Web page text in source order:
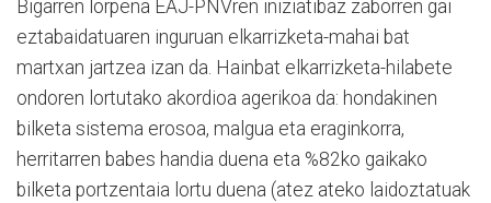
Bigarren lorpena EAJ-PNVren iniziatibaz zaborren gai
eztabaidatuaren inguruan elkarrizketa-mahai bat
martxan jartzea izan da. Hainbat elkarrizketa-hilabete
ondoren lortutako akordioa agerikoa da: hondakinen
bilketa sistema erosoa, malgua eta eraginkorra,
herritarren babes handia duena eta %82ko gaikako
bilketa portzentaia lortu duena (atez ateko laidoztatuak